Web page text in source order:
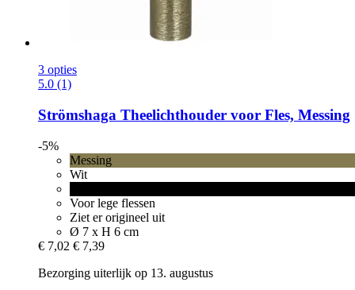
3 opties
5.0 (1)
Strömshaga Theelichthouder voor Fles, Messing
-5%
Messing
Wit
Voor lege flessen
Ziet er origineel uit
Ø 7 x H 6 cm
€ 7,02 € 7,39
Bezorging uiterlijk op 13. augustus